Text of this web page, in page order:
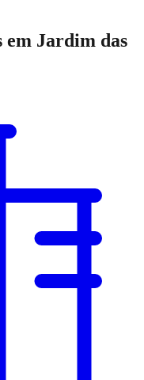
em Jardim das